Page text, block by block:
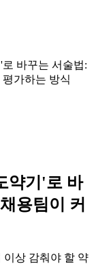
바꾸는 서술법:
가하는 방식
약기'로 바
용팀이 커
이상 감춰야 할 약